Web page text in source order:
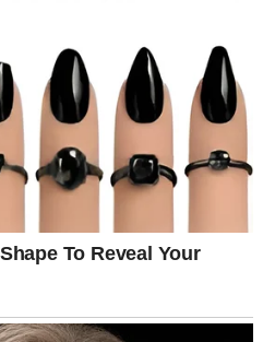
bit će ispunjen romantikom,
započeti vezu koja će imati
razloga za optimizam.
ćete privesti kraju, a jedna
vrata dodatne zarade.
iskreniji, a partner će